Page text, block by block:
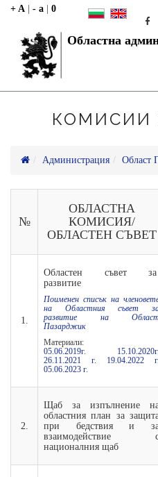
+ A - a 0
Областна
КОМИСИИ
Администрация Област
№
ОБЛАСТНА
КОМИСИЯ/
ОБЛАСТЕН СЪВЕТ
1.
Областен съвет за
развитие
Поименен списък на
на Областния съвет
развитие на Област
Пазарджик
Материали:
05.06.2019г.
15.10.2020г.
26.11.2021 г.
19.04.2022 г.
05.06.2023 г.
2.
Щаб за изпълнение
областния план за
при бедствия и
взаимодействие
националния щаб